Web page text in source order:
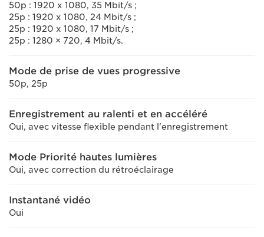
50p : 1920 x 1080, 35 Mbit/s ;
25p : 1920 x 1080, 24 Mbit/s ;
25p : 1920 x 1080, 17 Mbit/s ;
25p : 1280 × 720, 4 Mbit/s.
Mode de prise de vues progressive
50p, 25p
Enregistrement au ralenti et en accéléré
Oui, avec vitesse flexible pendant l'enregistrement
Mode Priorité hautes lumières
Oui, avec correction du rétroéclairage
Instantané vidéo
Oui